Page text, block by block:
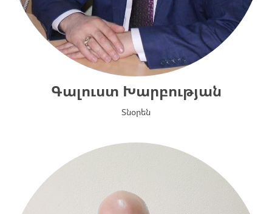
Գալուստ Խարբության
Տնօրեն